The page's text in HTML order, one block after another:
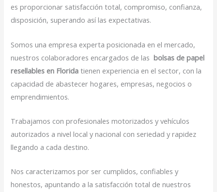
es proporcionar satisfacción total, compromiso, confianza,
disposición, superando así las expectativas.
Somos una empresa experta posicionada en el mercado,
nuestros colaboradores encargados de lasbolsas de papel
resellables en Floridatienen experiencia en el sector, con la
capacidad de abastecer hogares, empresas, negocios o
emprendimientos.
Trabajamos con profesionales motorizados y vehículos
autorizados a nivel local y nacional con seriedad y rapidez
llegando a cada destino.
Nos caracterizamos por ser cumplidos, confiables y
honestos, apuntando a la satisfacción total de nuestros